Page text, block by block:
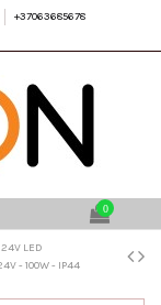
+37063685678
0
24V LED
- 100W - IP44